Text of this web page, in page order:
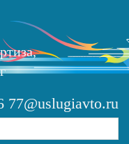
77@uslugiavto.ru